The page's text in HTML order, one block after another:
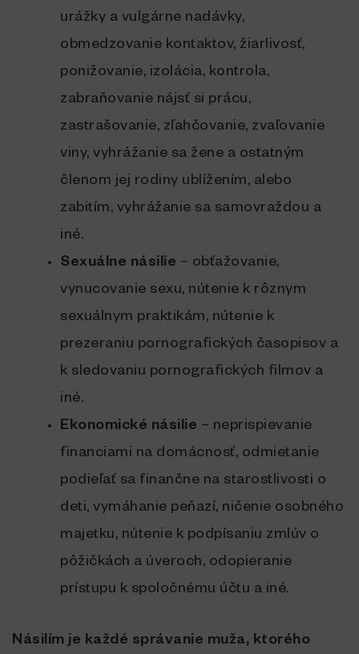
urážky a vulgárne nadávky,
obmedzovanie kontaktov, žiarlivosť,
ponižovanie, izolácia, kontrola,
zabraňovanie nájsť si prácu,
zastrašovanie, zľahčovanie, zvaľovanie
viny, vyhrážanie sa žene a ostatným
členom jej rodiny ublížením, alebo
zabitím, vyhrážanie sa samovraždou a
iné.
Sexuálne násilie – obťažovanie,
vynucovanie sexu, nútenie k rôznym
sexuálnym praktikám, nútenie k
prezeraniu pornografických časopisov a
k sledovaniu pornografických filmov a
iné.
Ekonomické násilie – neprispievanie
financiami na domácnosť, odmietanie
podieľať sa finančne na starostlivosti o
deti, vymáhanie peňazí, ničenie osobného
majetku, nútenie k podpísaniu zmlúv o
pôžičkách a úveroch, odopieranie
prístupu k spoločnému účtu a iné.
Násilím je každé správanie muža, ktorého